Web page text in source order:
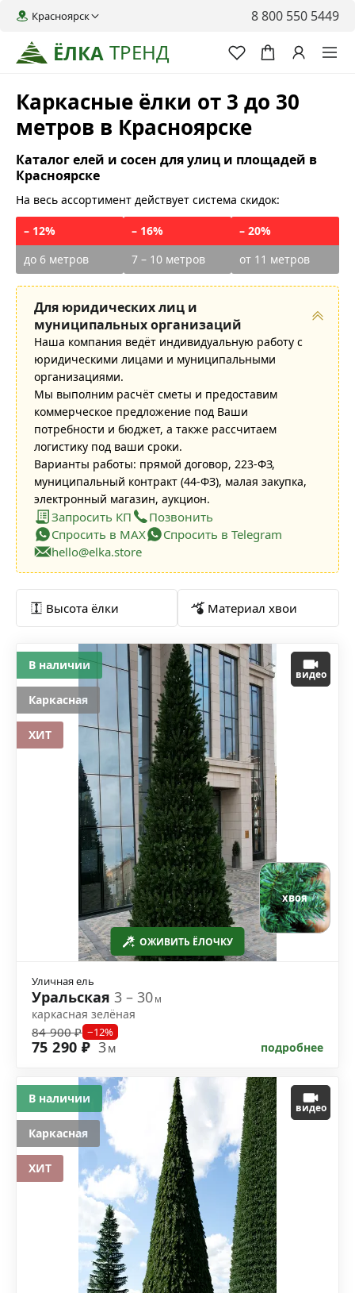
ЁЛКА ТРЕНД
Красноярск 8 800 550 5449
Каркасные ёлки от 3 до 30
метров в Красноярске
Каталог елей и сосен для улиц и площадей в
Красноярске
На весь ассортимент действует система скидок:
– 12%
до 6 метров
– 16%
7 – 10 метров
– 20%
от 11 метров
Для юридических лиц и
муниципальных организаций
Наша компания ведёт индивидуальную работу с
юридическими лицами и муниципальными
организациями.
Мы выполним расчёт сметы и предоставим
коммерческое предложение под Ваши
потребности и бюджет, а также рассчитаем
логистику под ваши сроки.
Варианты работы: прямой договор, 223-ФЗ,
муниципальный контракт (44-ФЗ), малая закупка,
электронный магазин, аукцион.
Запросить КП
Позвонить
Спросить в MAX
Спросить в Telegram
hello@elka.store
Высота ёлки Материал хвои
ОЖИВИТЬ ЁЛОЧКУ
видео
хвоя
Уличная ель
Уральская 3 – 30м
каркасная зелёная
84 900 ₽ −12%
75 290 ₽ 3м подробнее
В наличии
Каркасная
ХИТ
видео
В наличии
Каркасная
ХИТ